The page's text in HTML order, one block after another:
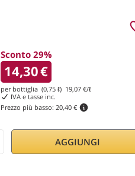
Sconto 29%
14,30€
per bottiglia (0,75 ℓ) 19,07 €/ℓ
IVA e tasse inc.
Prezzo più basso: 20,40 €
AGGIUNGI